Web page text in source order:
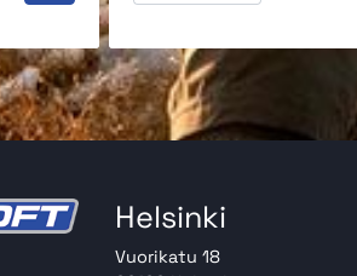
Helsinki
Vuorikatu 18